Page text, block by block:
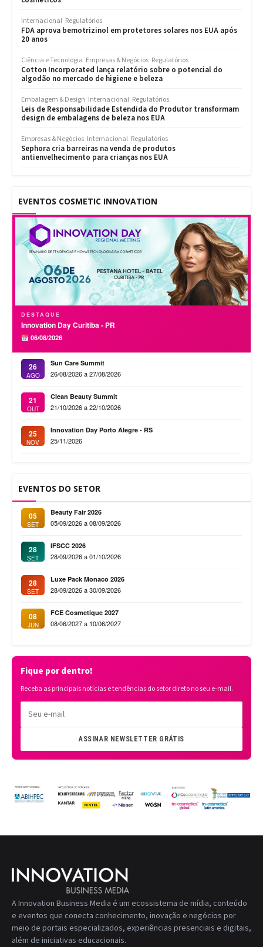
Internacional Regulatórios
FDA aprova bemotrizinol em protetores solares nos EUA após
20 anos
Ciência e Tecnologia Empresas & Negócios Regulatórios
Cotton Incorporated lança relatório sobre o potencial do
algodão no mercado de higiene e beleza
Embalagem & Design Internacional Regulatórios
Leis de Responsabilidade Estendida do Produtor transformam
design de embalagens de beleza nos EUA
Empresas & Negócios Internacional Regulatórios
Sephora cria barreiras na venda de produtos
antienvelhecimento para crianças nos EUA
EVENTOS COSMETIC INNOVATION
DESTAQUE
Innovation Day Curitiba - PR
06/08/2026
26
AGO
Sun Care Summit
26/08/2026 a 27/08/2026
21
OUT
Clean Beauty Summit
21/10/2026 a 22/10/2026
25
NOV
Innovation Day Porto Alegre - RS
25/11/2026
EVENTOS DO SETOR
05
SET
Beauty Fair 2026
05/09/2026 a 08/09/2026
28
SET
IFSCC 2026
28/09/2026 a 01/10/2026
28
SET
Luxe Pack Monaco 2026
28/09/2026 a 30/09/2026
08
JUN
FCE Cosmetique 2027
08/06/2027 a 10/06/2027
Fique por dentro!
Receba as principais notícias e tendências do setor direto no seu e-mail.
ASSINAR NEWSLETTER GRÁTIS
A Innovation Business Media é um ecossistema de mídia, conteúdo
e eventos que conecta conhecimento, inovação e negócios por
meio de portais especializados, experiências presenciais e digitais,
além de iniciativas educacionais.